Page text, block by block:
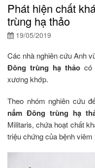
Phát hiện chất
trùng hạ thảo
19/05/2019
Các nhà nghiên cứu Anh
Đông trùng hạ thảocó
xương khớp.
Theo nhóm nghiên cứu
nấm Đông trùng hạ
Militaris, chứa hoạt chất
triệu chứng của bệnh